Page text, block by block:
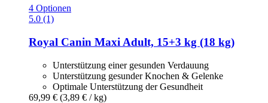
4 Optionen
5.0 (1)
Royal Canin Maxi Adult, 15+3 kg (18 kg)
Unterstützung einer gesunden Verdauung
Unterstützung gesunder Knochen & Gelenke
Optimale Unterstützung der Gesundheit
69,99 € (3,89 € / kg)